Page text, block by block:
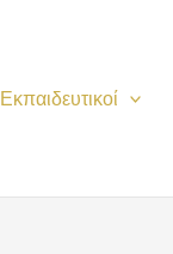
Εκπαιδευτικοί